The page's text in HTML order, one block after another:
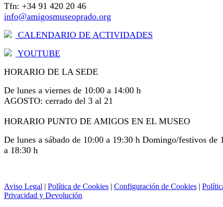
Tfn: +34 91 420 20 46
info@amigosmuseoprado.org
CALENDARIO DE ACTIVIDADES
YOUTUBE
HORARIO DE LA SEDE
De lunes a viernes de 10:00 a 14:00 h
AGOSTO: cerrado del 3 al 21
HORARIO PUNTO DE AMIGOS EN EL MUSEO
De lunes a sábado de 10:00 a 19:30 h Domingo/festivos de
a 18:30 h
Aviso Legal | Política de Cookies | Configuración de Cookies |
Privacidad y Devolución